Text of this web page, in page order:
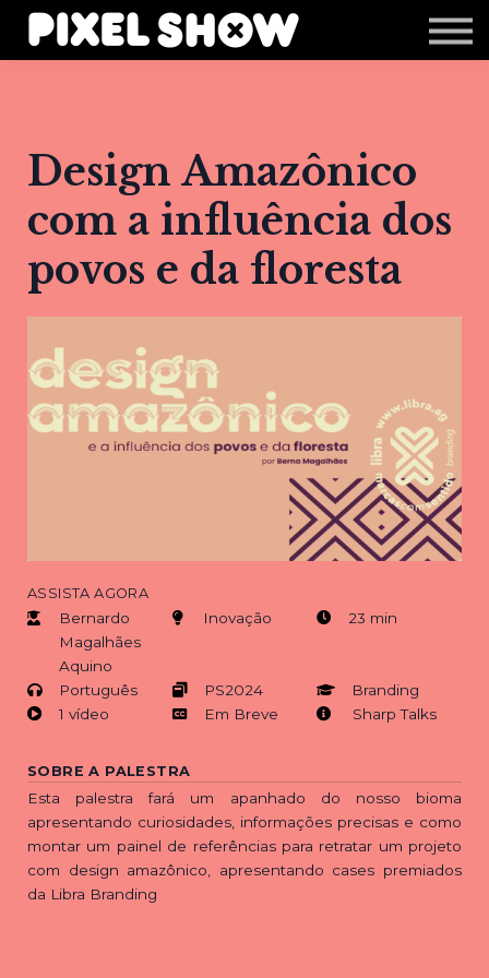
Shop
Revista Zupi
Design Amazônico
com a influência dos
povos e da floresta
ASSISTA AGORA
Bernardo
Magalhães
Aquino
Inovação 23 min
Português PS2024
Branding
1 vídeo
Em Breve Sharp Talks
SOBRE A PALESTRA
Esta palestra fará um apanhado do nosso bioma
apresentando curiosidades, informações precisas e como
montar um painel de referências para retratar um projeto
com design amazônico, apresentando cases premiados
da Libra Branding